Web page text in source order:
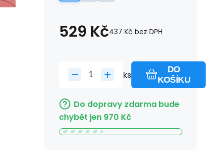
529 Kč437 Kč bez DPH
ks
DO
KOŠÍKU
Do dopravy zdarma bude
chybět jen 970 Kč